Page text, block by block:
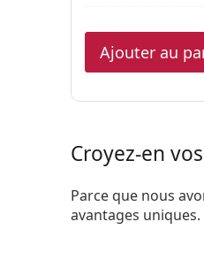
Ajouter au
Croyez-en
Parce que nous
avantages uniques.